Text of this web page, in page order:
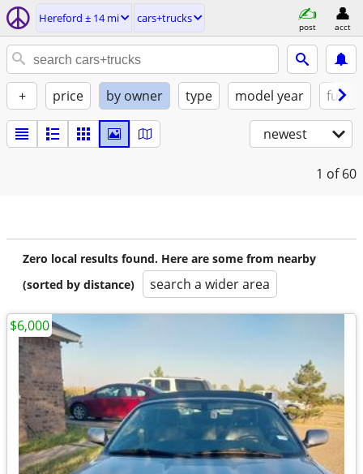
Hereford ± 14 mi cars+trucks
post acct
+ price by owner type model year fuel
newest
1 of 60
Zero local results found. Here are some from nearby
(sorted by distance)
search a wider area
$6,000